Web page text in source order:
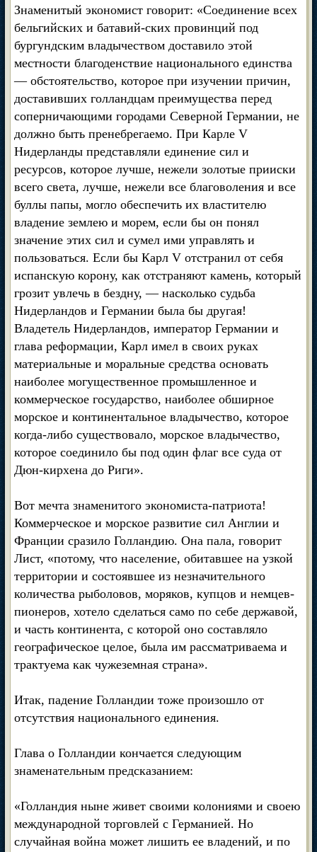
Знаменитый экономист говорит: «Соединение всех
бельгийских и батавий-ских провинций под
бургундским владычеством доставило этой
местности благоденствие национального единства
— обстоятельство, которое при изучении причин,
доставивших голландцам преимущества перед
соперничающими городами Северной Германии, не
должно быть пренебрегаемо. При Карле V
Нидерланды представляли единение сил и
ресурсов, которое лучше, нежели золотые прииски
всего света, лучше, нежели все благоволения и все
буллы папы, могло обеспечить их властителю
владение землею и морем, если бы он понял
значение этих сил и сумел ими управлять и
пользоваться. Если бы Карл V отстранил от себя
испанскую корону, как отстраняют камень, который
грозит увлечь в бездну, — насколько судьба
Нидерландов и Германии была бы другая!
Владетель Нидерландов, император Германии и
глава реформации, Карл имел в своих руках
материальные и моральные средства основать
наиболее могущественное промышленное и
коммерческое государство, наиболее обширное
морское и континентальное владычество, которое
когда-либо существовало, морское владычество,
которое соединило бы под один флаг все суда от
Дюн-кирхена до Риги».
Вот мечта знаменитого экономиста-патриота!
Коммерческое и морское развитие сил Англии и
Франции сразило Голландию. Она пала, говорит
Лист, «потому, что население, обитавшее на узкой
территории и состоявшее из незначительного
количества рыболовов, моряков, купцов и немцев-
пионеров, хотело сделаться само по себе державой,
и часть континента, с которой оно составляло
географическое целое, была им рассматриваема и
трактуема как чужеземная страна».
Итак, падение Голландии тоже произошло от
отсутствия национального единения.
Глава о Голландии кончается следующим
знаменательным предсказанием:
«Голландия ныне живет своими колониями и своею
международной торговлей с Германией. Но
случайная война может лишить ее владений, и по